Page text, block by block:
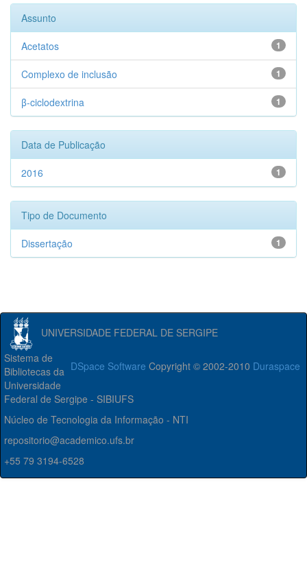
Assunto
1
Acetatos
1
Complexo de inclusão
1
β-ciclodextrina
Data de Publicação
1
2016
Tipo de Documento
1
Dissertação
UNIVERSIDADE FEDERAL DE SERGIPE
DSpace Software Copyright © 2002-2010 Duraspace
Sistema de
Bibliotecas da
Universidade
Federal de Sergipe - SIBIUFS
Núcleo de Tecnologia da Informação - NTI
repositorio@academico.ufs.br
+55 79 3194-6528